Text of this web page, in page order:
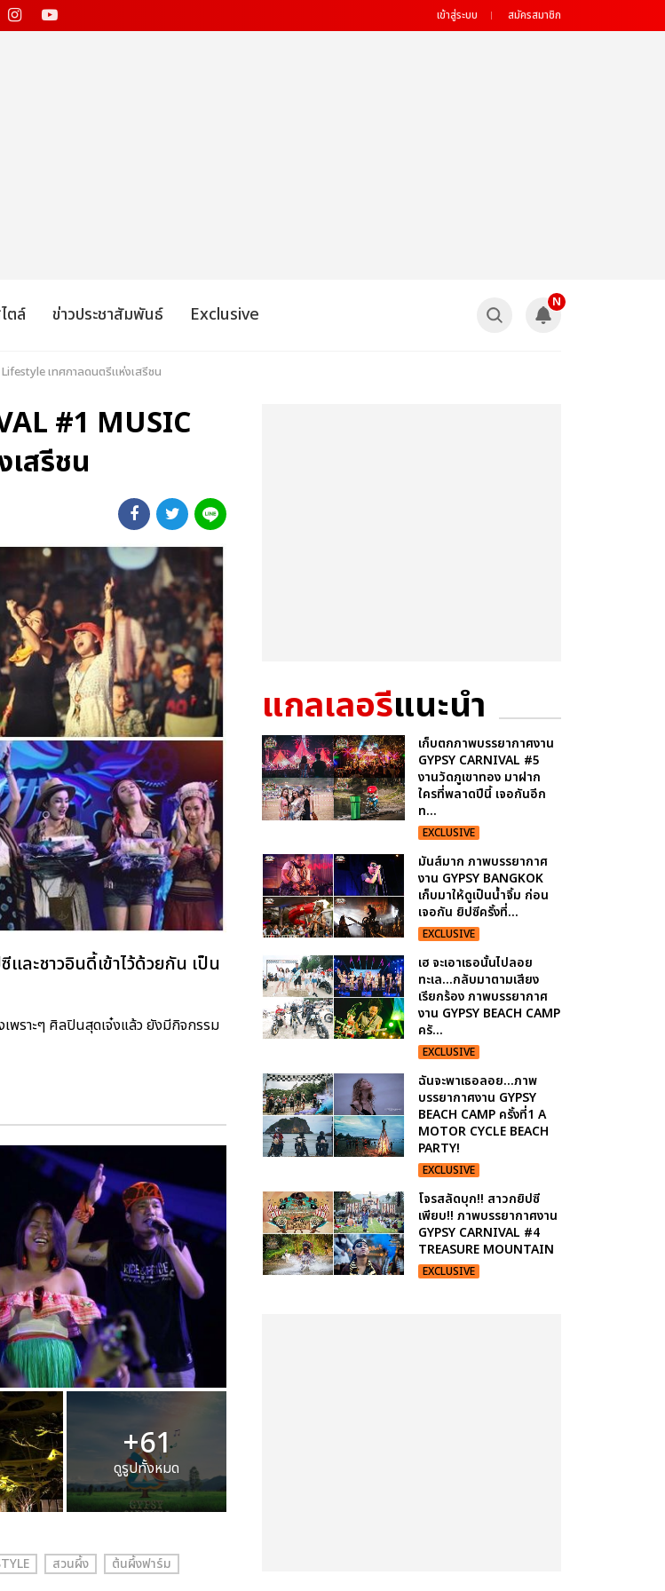
เข้าสู่ระบบ สมัครสมาชิก
ตล์ ข่าวประชาสัมพันธ์ Exclusive
N
เทศกาลดนตรีแห่งเสรีชน
#1 MUSIC
สรีชน
ะชาวอินดี้เข้าไว้ด้วยกัน เป็น
พราะๆ ศิลปินสุดเจ๋งแล้ว ยังมีกิจกรรม
+61
ดูรูปทั้งหมด
สวนผึ้ง
ต้นผึ้งฟาร์ม
แกลเลอรีแนะนำ
เก็บตกภาพบรรยากาศงาน
GYPSY CARNIVAL #5
งานวัดภูเขาทอง มาฝาก
ใครที่พลาดปีนี้ เจอกันอีก
ท...
EXCLUSIVE
มันส์มาก ภาพบรรยากาศ
งาน GYPSY BANGKOK
เก็บมาให้ดูเป็นน้ำจิ้ม ก่อน
เจอกัน ยิปซีครั้งที่...
EXCLUSIVE
เฮ จะเอาเธอนั้นไปลอย
ทะเล...กลับมาตามเสียง
เรียกร้อง ภาพบรรยากาศ
งาน GYPSY BEACH CAMP
ครั...
EXCLUSIVE
ฉันจะพาเธอลอย...ภาพ
บรรยากาศงาน GYPSY
BEACH CAMP ครั้งที่1 A
MOTOR CYCLE BEACH
PARTY!
EXCLUSIVE
โจรสลัดบุก!! สาวกยิปซี
เพียบ!! ภาพบรรยากาศงาน
GYPSY CARNIVAL #4
TREASURE MOUNTAIN
EXCLUSIVE